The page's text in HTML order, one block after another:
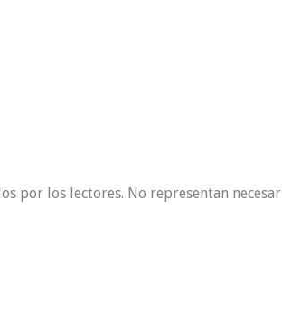
por los lectores. No representan